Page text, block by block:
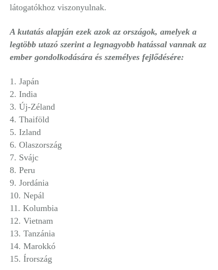
látogatókhoz viszonyulnak.
A kutatás alapján ezek azok az országok, amelyek a
legtöbb utazó szerint a legnagyobb hatással vannak az
ember gondolkodására és személyes fejlődésére:
1. Japán
2. India
3. Új-Zéland
4. Thaiföld
5. Izland
6. Olaszország
7. Svájc
8. Peru
9. Jordánia
10. Nepál
11. Kolumbia
12. Vietnam
13. Tanzánia
14. Marokkó
15. Írország